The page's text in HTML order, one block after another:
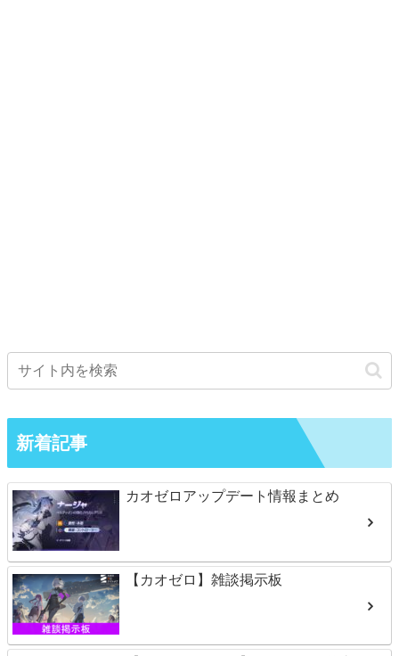
新着記事
カオゼロアップデート情報まとめ
【カオゼロ】雑談掲示板